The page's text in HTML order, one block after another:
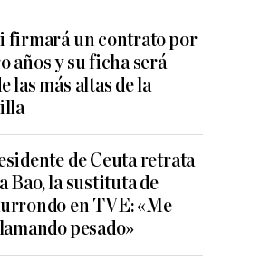
firmará un contrato por
años y su ficha será
las más altas de la
de Ceuta retrata
Bao, la sustituta de
en TVE: «Me
pesado»